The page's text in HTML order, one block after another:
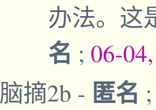
办法。这
名 ; 06-
脑摘2b - 匿名